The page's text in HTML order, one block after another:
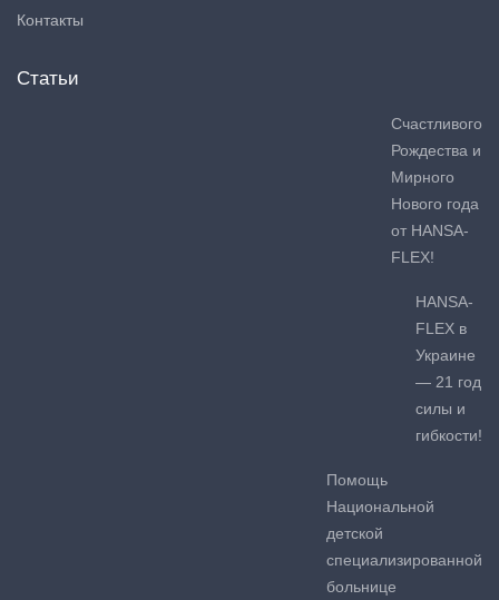
Контакты
Статьи
Счастливого
Рождества и
Мирного
Нового года
от HANSA-
FLEX!
HANSA-
FLEX в
Украине
— 21 год
силы и
гибкости!
Помощь
Национальной
детской
специализированной
больнице